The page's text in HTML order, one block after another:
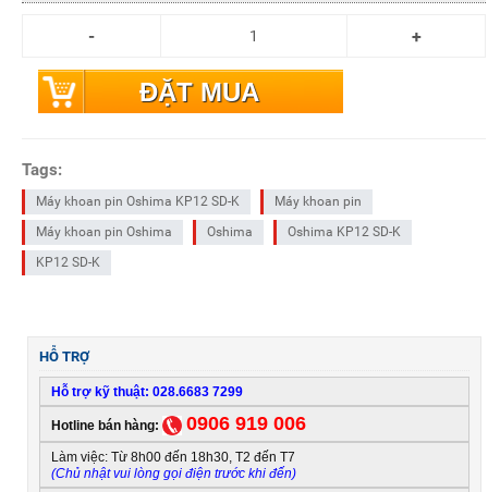
ĐẶT MUA
Tags:
Máy khoan pin Oshima KP12 SD-K
Máy khoan pin
Máy khoan pin Oshima
Oshima
Oshima KP12 SD-K
KP12 SD-K
HỖ TRỢ
Hỗ trợ kỹ thuật: 028.6683 7299
Hotline bán hàng: 0906 919 006
Làm việc: Từ 8h00 đến 18h30, T2 đến T7
(Chủ nhật vui lòng gọi điện trước khi đến)